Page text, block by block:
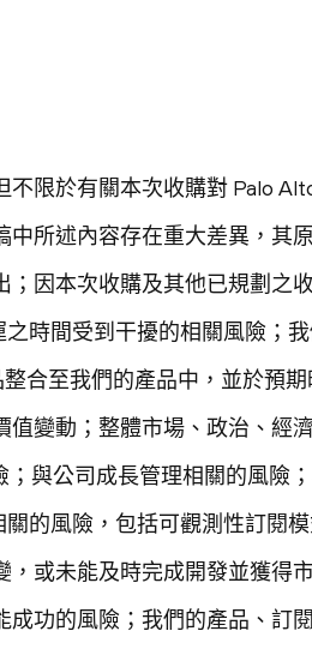
限於有關本次收購對 Palo
所述內容存在重大差異，其
因本次收購及其他已規劃之
時間受到干擾的相關風險；
合至我們的產品中，並於預期
變動；整體市場、政治、經
與公司成長管理相關的風險
的風險，包括可觀測性訂閱
或未能及時完成開發並獲得
功的風險；我們的產品、訂